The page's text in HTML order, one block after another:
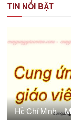
TIN NỔI BẬT
Hồ Chí Minh –